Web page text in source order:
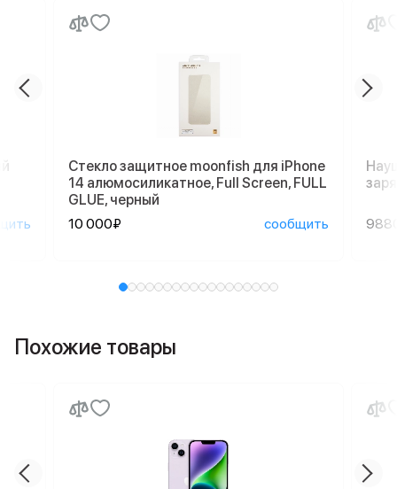
Стекло защитное moonfish для iPhone
14 алюмосиликатное, Full Screen, FULL
GLUE, черный
10 000₽
сообщить
Похожие товары